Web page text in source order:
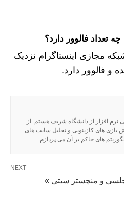
تعداد فالوور دارد؟
مجازی اینستاگرام نزدیک
نرم افزار از دانشگاه شریف هستم. از
آموزش بازی های کازینویی و تحلیل سایت های
های حاکم بر آن می پردازم.
NEXT
و منچستر سیتی »